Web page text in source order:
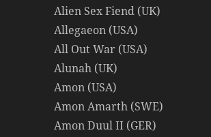
Alien Sex Fiend (UK)
Allegaeon (USA)
All Out War (USA)
Alunah (UK)
Amon (USA)
Amon Amarth (SWE)
Amon Duul II (GER)